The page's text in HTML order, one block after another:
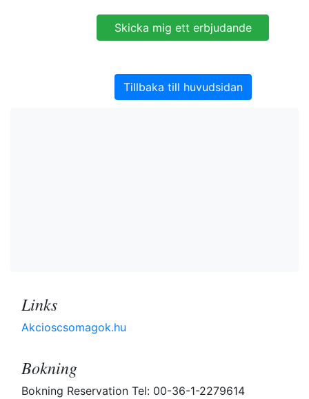
Tillbaka till huvudsidan
Links
Akcioscsomagok.hu
Bokning
Bokning Reservation Tel: 00-36-1-2279614